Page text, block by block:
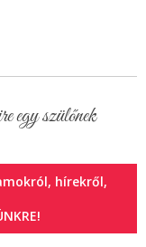
egy szülőnek
hírekről,